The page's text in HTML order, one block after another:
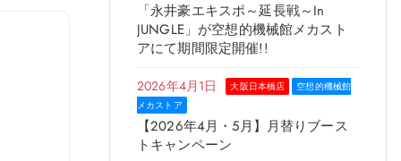
「永井豪エキスポ～延長戦～in
JUNGLE」が空想的機械館メカスト
アにて期間限定開催!!
2026年4月1日 大阪日本橋店
空想的機械館
メカストア
【2026年4月・5月】月替りブース
トキャンペーン